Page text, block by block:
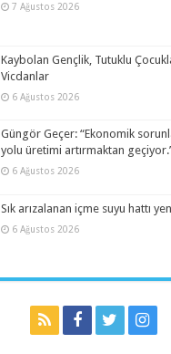
7 Ağustos 2026
Kaybolan Gençlik, Tutuklu
Vicdanlar
6 Ağustos 2026
Güngör Geçer: “Ekonomik
yolu üretimi artırmaktan
6 Ağustos 2026
Sık arızalanan içme suyu hattı
6 Ağustos 2026